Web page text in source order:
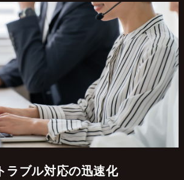
ラブル対応の迅速化